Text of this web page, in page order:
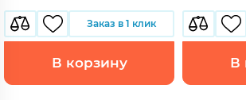
Заказ в 1 клик
В корзину В